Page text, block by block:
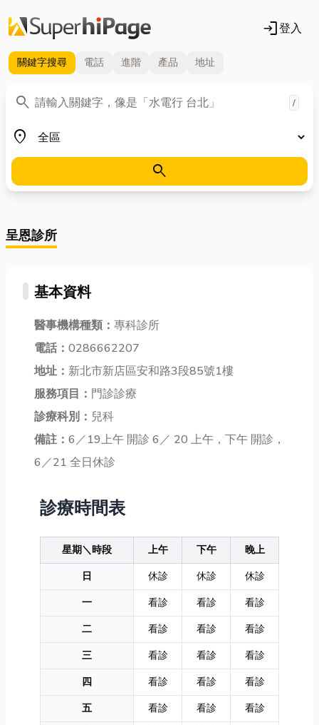
login登入
關鍵字搜尋 電話 進階 產品 地址
search
關鍵字 /
place
地區
search
呈恩診所
基本資料
醫事機構種類： 專科診所
電話： 0286662207
地址： 新北市新店區安和路3段85號1樓
服務項目： 門診診療
診療科別： 兒科
備註： 6／19上午 開診 6／ 20 上午，下午 開診，
6／21 全日休診
診療時間表
星期＼時段 上午 下午
晚上
日
休診 休診
休診
一
看診 看診
看診
二
看診 看診
看診
三
看診 看診
看診
四
看診 看診
看診
五
看診 看診
看診